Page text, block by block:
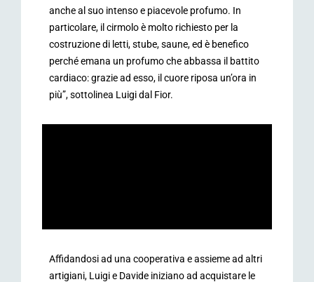
anche al suo intenso e piacevole profumo. In
particolare, il cirmolo è molto richiesto per la
costruzione di letti, stube, saune, ed è benefico
perché emana un profumo che abbassa il battito
cardiaco: grazie ad esso, il cuore riposa un’ora in
più”, sottolinea Luigi dal Fior.
Affidandosi ad una cooperativa e assieme ad altri
artigiani, Luigi e Davide iniziano ad acquistare le